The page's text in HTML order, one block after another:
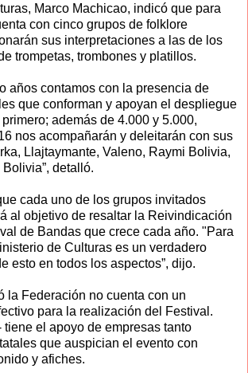
Marco Machicao, indicó que para
con cinco grupos de folklore
sus interpretaciones a las de los
trompetas, trombones y platillos.
años contamos con la presencia de
que conforman y apoyan el despliegue
además de 4.000 y 5.000,
nos acompañarán y deleitarán con sus
Llajtaymante, Valeno, Raymi Bolivia,
detalló.
cada uno de los grupos invitados
al objetivo de resaltar la Reivindicación
de Bandas que crece cada año. "Para
de Culturas es un verdadero
esto en todos los aspectos”, dijo.
la Federación no cuenta con un
para la realización del Festival.
tiene el apoyo de empresas tanto
que auspician el evento con
y afiches.